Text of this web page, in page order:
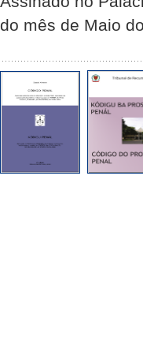
do mês de Maio